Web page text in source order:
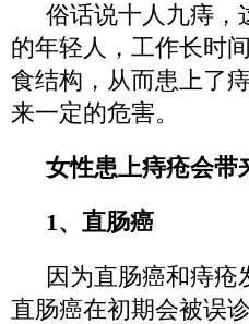
俗话说十人九痔，
的年轻人，工作长时
食结构，从而患上了
来一定的危害。
女性患上痔疮会带
1、直肠癌
因为直肠癌和痔
直肠癌在初期会被误